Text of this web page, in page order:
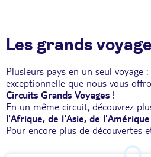
Plusieurs pays en un seul voyage
exceptionnelle que nous vous
Circuits Grands Voyages !
En un même circuit, découvrez
l'Afrique, de l'Asie, de
Pour encore plus de découvertes